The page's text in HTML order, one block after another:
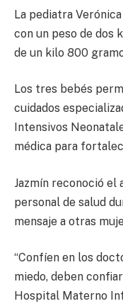
La pediatra
con un peso de dos
de un kilo 800
Los tres bebés
cuidados
Intensivos
médica para
Jazmín reconoció
personal de salud
mensaje a otras
“Confíen en los
miedo, deben
Hospital Materno